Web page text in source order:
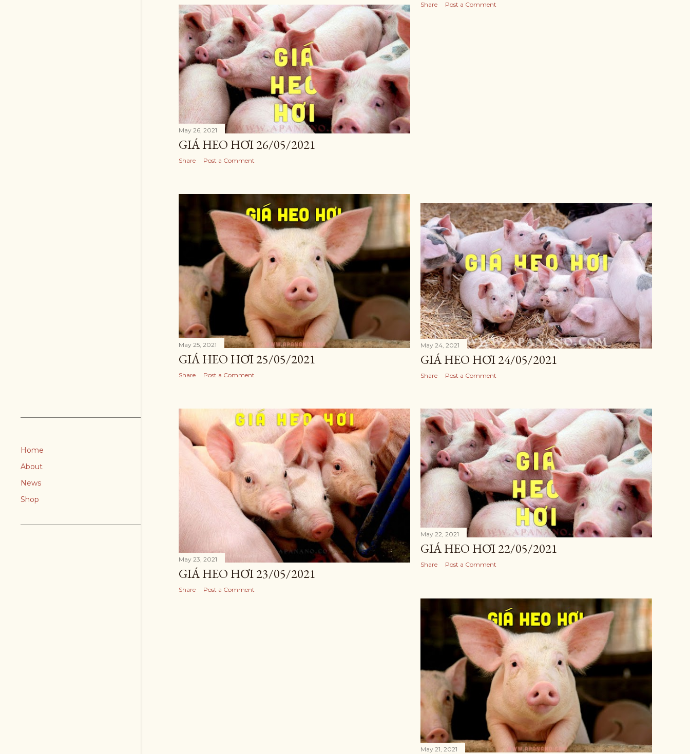
Share Post a Comment
May 26, 2021
GIÁ HEO HƠI 26/05/2021
Share Post a Comment
May 25, 2021
GIÁ HEO HƠI 25/05/2021
Share Post a Comment
May 24, 2021
GIÁ HEO HƠI 24/05/2021
Share Post a Comment
May 23, 2021
GIÁ HEO HƠI 23/05/2021
Share Post a Comment
May 22, 2021
GIÁ HEO HƠI 22/05/2021
Share Post a Comment
May 21, 2021
Home
About
News
Shop